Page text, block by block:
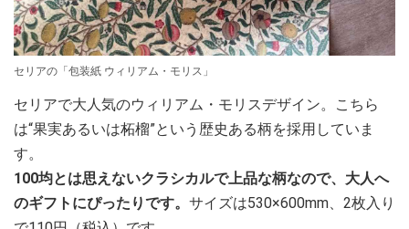
セリアの「包装紙 ウィリアム・モリス」
セリアで大人気のウィリアム・モリスデザイン。こちら
は“果実あるいは柘榴”という歴史ある柄を採用していま
す。
100均とは思えないクラシカルで上品な柄なので、大人へ
のギフトにぴったりです。 サイズは530×600mm、2枚入り